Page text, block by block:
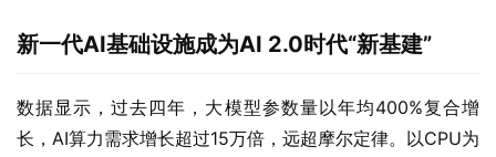
新一代AI基础设施成为AI 2.0时代“新基建”
数据显示，过去四年，大模型参数量以年均400%复合增
长，AI算力需求增长超过15万倍，远超摩尔定律。以CPU为